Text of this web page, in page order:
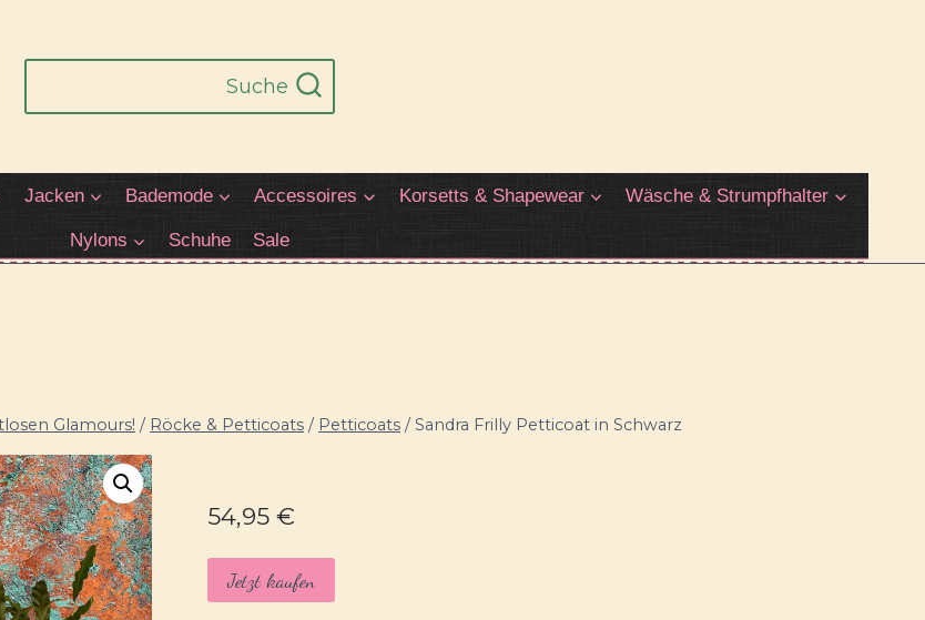
Suche
Jacken Bademode Accessoires Korsetts & Shapewear Wäsche & Strumpfhalter
Nylons Schuhe Sale
Glamours! / Röcke & Petticoats / Petticoats / Sandra Frilly Petticoat in Schwarz
54,95 €
Jetzt kaufen